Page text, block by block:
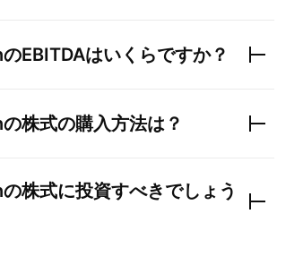
のEBITDAはいくらですか？
の株式の購入方法は？
の株式に投資すべきでしょう